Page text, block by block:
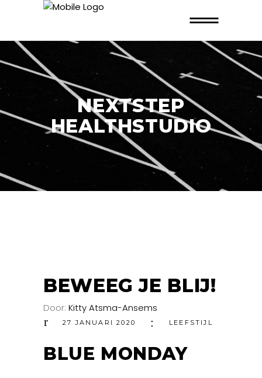
NEXTSTEP
HEALTHSTUDIO
BEWEEG JE BLIJ!
Door: Kitty Atsma-Ansems
27 JANUARI 2020 LEEFSTIJL
BLUE MONDAY